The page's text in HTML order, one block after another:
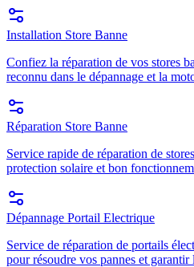
Installation Store Banne
Confiez la réparation de vos stores
reconnu dans le dépannage et la
Réparation Store Banne
Service rapide de réparation de
protection solaire et bon
Dépannage Portail Electrique
Service de réparation de portails
pour résoudre vos pannes et